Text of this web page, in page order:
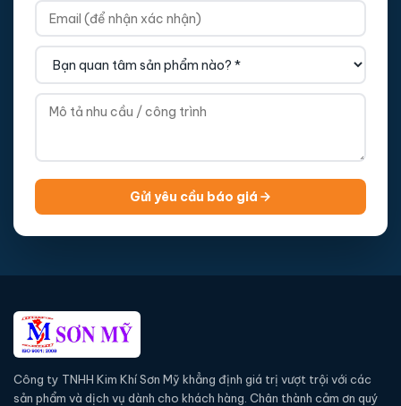
Gửi yêu cầu báo giá
Công ty TNHH Kim Khí Sơn Mỹ khẳng định giá trị vượt trội với các
sản phẩm và dịch vụ dành cho khách hàng. Chân thành cảm ơn quý